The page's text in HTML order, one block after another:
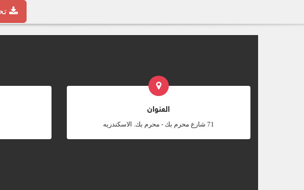
العنوان
‎71 شارع محرم بك - محرم بك. الاسكندريه